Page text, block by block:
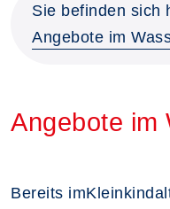
Sie befinden sich
Angebote im
Angebote im
Bereits